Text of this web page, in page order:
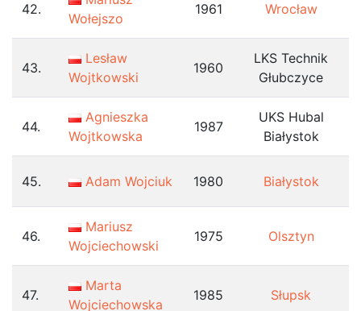
42.
Wołejszo
1961 Wrocław
43.
Lesław
Wojtkowski
1960
LKS Technik
Głubczyce
44.
Agnieszka
Wojtkowska
1987
UKS Hubal
Białystok
45. Adam Wojciuk 1980 Białystok
46.
Mariusz
Wojciechowski
1975 Olsztyn
47.
Marta
Wojciechowska
1985 Słupsk